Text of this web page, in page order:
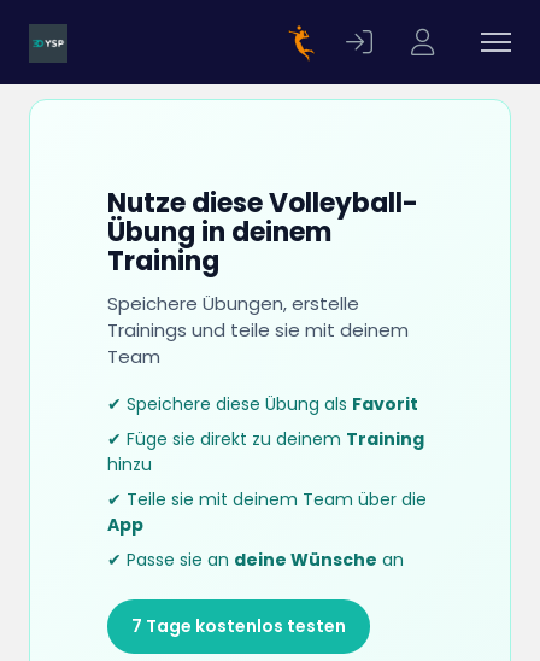
Nutze diese Volleyball-
Übung in deinem
Training
Speichere Übungen, erstelle
Trainings und teile sie mit deinem
Team
✔ Speichere diese Übung als Favorit
✔ Füge sie direkt zu deinem Training
hinzu
✔ Teile sie mit deinem Team über die
App
✔ Passe sie an deine Wünsche an
7 Tage kostenlos testen